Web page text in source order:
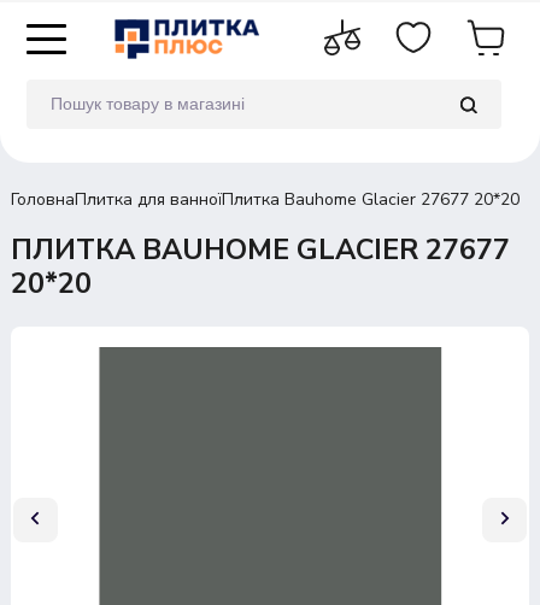
ГоловнаПлитка для ванноїПлитка Bauhome Glacier 27677 20*20
ПЛИТКА BAUHOME GLACIER 27677
20*20